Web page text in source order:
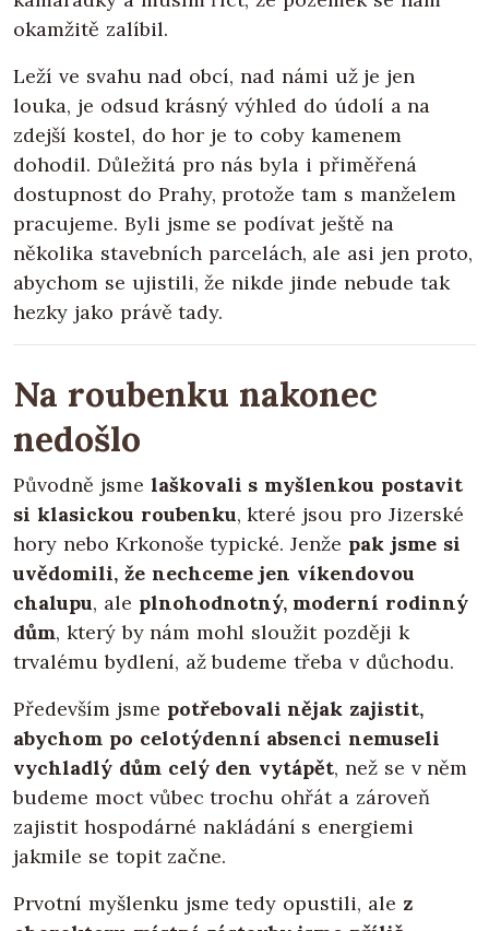
okamžitě zalíbil.
Leží ve svahu nad obcí, nad námi už je jen
louka, je odsud krásný výhled do údolí a na
zdejší kostel, do hor je to coby kamenem
dohodil. Důležitá pro nás byla i přiměřená
dostupnost do Prahy, protože tam s manželem
pracujeme. Byli jsme se podívat ještě na
několika stavebních parcelách, ale asi jen proto,
abychom se ujistili, že nikde jinde nebude tak
hezky jako právě tady.
Na roubenku nakonec
nedošlo
Původně jsme laškovali s myšlenkou postavit
si klasickou roubenku, které jsou pro Jizerské
hory nebo Krkonoše typické. Jenže pak jsme si
uvědomili, že nechceme jen víkendovou
chalupu, ale plnohodnotný, moderní rodinný
dům, který by nám mohl sloužit později k
trvalému bydlení, až budeme třeba v důchodu.
Především jsme potřebovali nějak zajistit,
abychom po celotýdenní absenci nemuseli
vychladlý dům celý den vytápět, než se v něm
budeme moct vůbec trochu ohřát a zároveň
zajistit hospodárné nakládání s energiemi
jakmile se topit začne.
Prvotní myšlenku jsme tedy opustili, ale z